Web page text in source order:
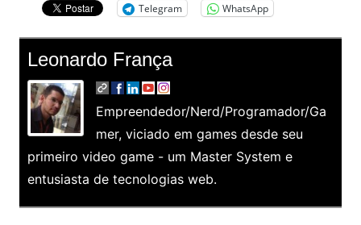
Telegram WhatsApp
Leonardo França
Empreendedor/Nerd/Programador/Ga
mer, viciado em games desde seu
primeiro video game - um Master System e
entusiasta de tecnologias web.